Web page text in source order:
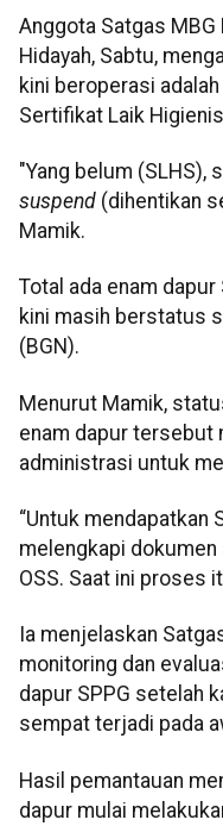
Anggota Satgas
Hidayah, Sabtu,
kini beroperasi
Sertifikat Laik
"Yang belum (SLHS),
suspend (dihentikan
Mamik.
Total ada enam dapur
kini masih berstatus
(BGN).
Menurut Mamik,
enam dapur tersebut
administrasi untuk
“Untuk mendapatkan
melengkapi
OSS. Saat ini proses
Ia menjelaskan
monitoring dan
dapur SPPG setelah
sempat terjadi pada
Hasil pemantauan
dapur mulai